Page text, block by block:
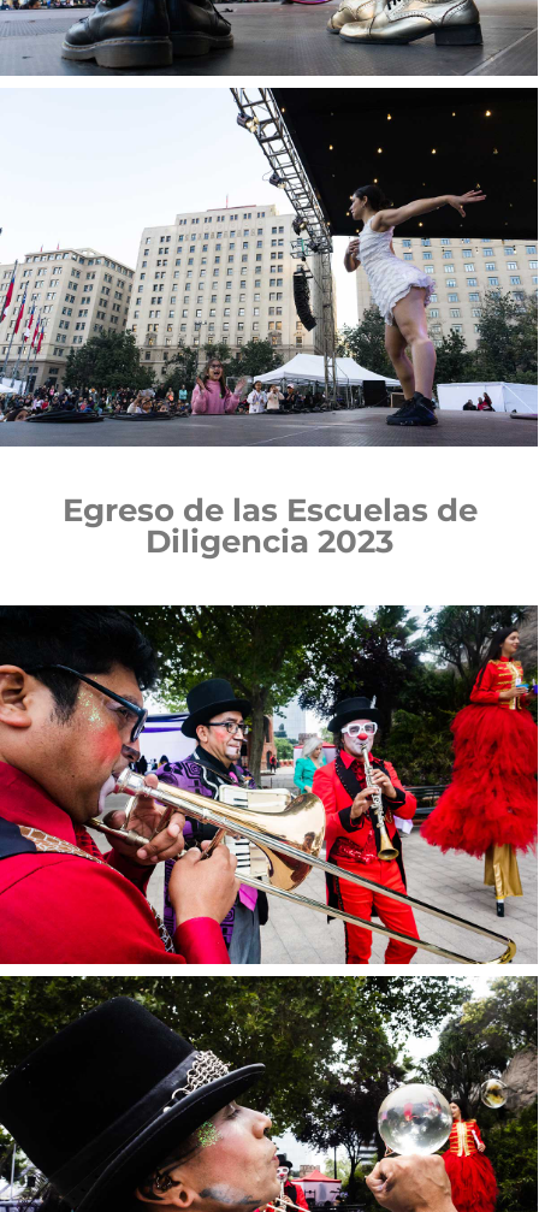
Egreso de las Escuelas de
Diligencia 2023